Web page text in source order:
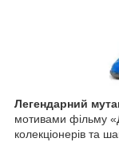
Легендарний
мотивами фільму
колекціонерів та